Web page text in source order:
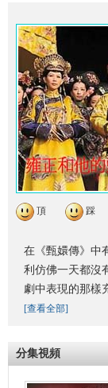
頂 踩
在《甄嬛傳》中
利仿佛一天都沒
劇中表現的那樣
[查看全部]
分集視頻